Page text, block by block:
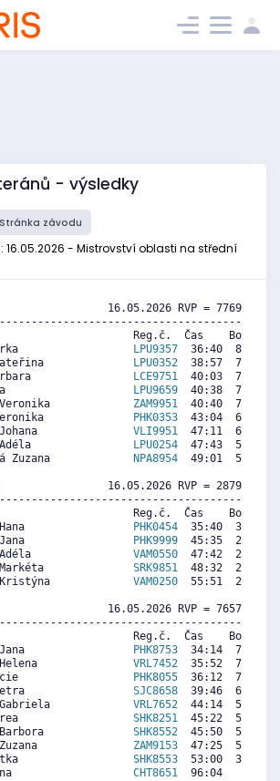
- výsledky
Stránka závodu
16.05.2026 - Mistrovství oblasti na střední
16.05.2026 RVP = 7769/
Reg.č.  Čas    Body
Šárka
LPU9357
36:40  8150
Kateřina
LPU0352
38:57  7690
Barbara
LCE9751
40:03  7468
Petra
LPU9659
40:38  7351
Veronika
ZAM9951
40:40  7344
Veronika
PHK0353
43:04  6860
Johana
VLI9951
47:11  6031
Adéla
LPU0254
47:43  5923
Zuzana
NPA8954
49:01  5661
16.05.2026 RVP = 2879/
Reg.č.  Čas    Body
Hana
PHK0454
35:40  3369
Jana
PHK9999
45:35  2705
Adéla
VAM0550
47:42  2563
Markéta
SRK9851
48:32  2507
Kristýna
VAM0250
55:51  2017
16.05.2026 RVP = 7657/
Reg.č.  Čas    Body
Jana
PHK8753
34:14  7837
Helena
VRL7452
35:52  7487
Lucie
PHK8055
36:12  7416
Petra
SJC8658
39:46  6653
Gabriela
VRL7652
44:14  5697
Andrea
SHK8251
45:22  5455
Barbora
SHK8552
45:50  5355
Zuzana
ZAM9153
47:25  5016
Jitka
SHK8553
53:00  3822
Jana CHT8651
96:04     0